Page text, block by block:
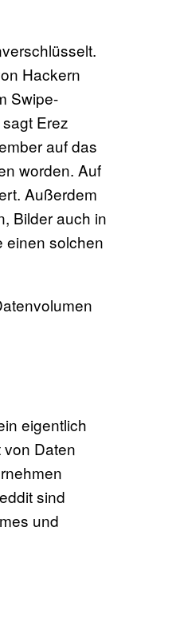
Hackern
Swipe-
Erez
auf das
worden. Auf
Außerdem
Bilder auch in
einen solchen
eigentlich
Daten
sind
und